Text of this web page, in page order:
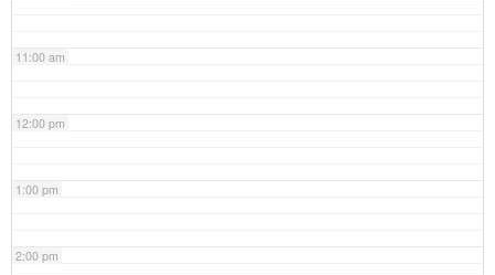
11:00 am
12:00 pm
1:00 pm
2:00 pm